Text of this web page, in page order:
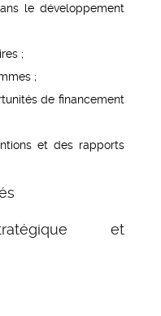
le développement
;
;
de financement
et des rapports
et